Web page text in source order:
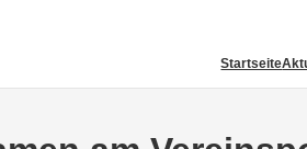
Startseite